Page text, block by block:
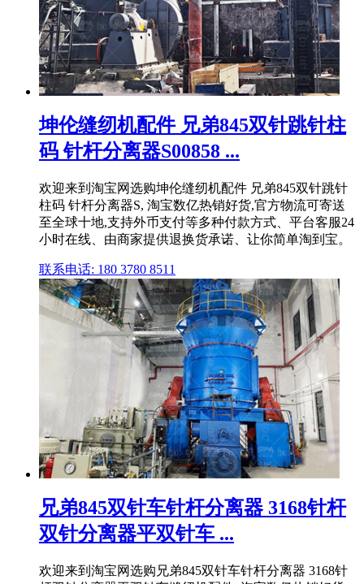
坤伦缝纫机配件 兄弟845双针跳针柱
码 针杆分离器S00858 ...
欢迎来到淘宝网选购坤伦缝纫机配件 兄弟845双针跳针
柱码 针杆分离器S, 淘宝数亿热销好货,官方物流可寄送
至全球十地,支持外币支付等多种付款方式、平台客服24
小时在线、由商家提供退换货承诺、让你简单淘到宝。
联系电话: 180 3780 8511
兄弟845双针车针杆分离器 3168针杆
双针分离器平双针车 ...
欢迎来到淘宝网选购兄弟845双针车针杆分离器 3168针